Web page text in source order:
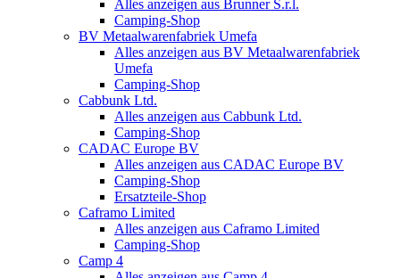
Alles anzeigen aus Brunner S.r.l.
Camping-Shop
BV Metaalwarenfabriek Umefa
Alles anzeigen aus BV Metaalwarenfabriek
Umefa
Camping-Shop
Cabbunk Ltd.
Alles anzeigen aus Cabbunk Ltd.
Camping-Shop
CADAC Europe BV
Alles anzeigen aus CADAC Europe BV
Camping-Shop
Ersatzteile-Shop
Caframo Limited
Alles anzeigen aus Caframo Limited
Camping-Shop
Camp 4